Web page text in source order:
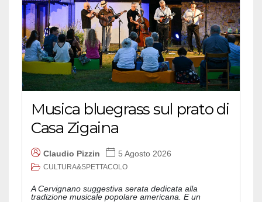
Musica bluegrass sul prato di
Casa Zigaina
Claudio Pizzin 5 Agosto 2026
CULTURA&SPETTACOLO
A Cervignano suggestiva serata dedicata alla
tradizione musicale popolare americana. E un